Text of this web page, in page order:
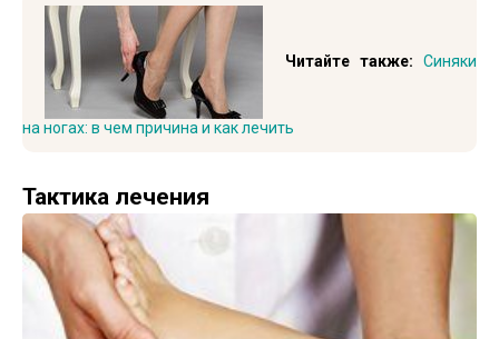
Читайте также: Синяки
на ногах: в чем причина и как лечить
Тактика лечения